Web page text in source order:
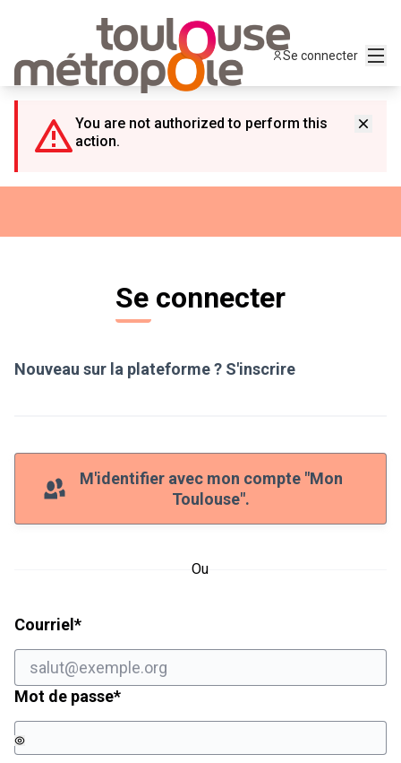
Se connecter
You are not authorized to perform this
action.
Se connecter
Nouveau sur la plateforme ? S'inscrire
M'identifier avec mon compte "Mon
Toulouse".
Ou
Courriel *Champ obligatoire
Mot de passe*Champ obligatoire